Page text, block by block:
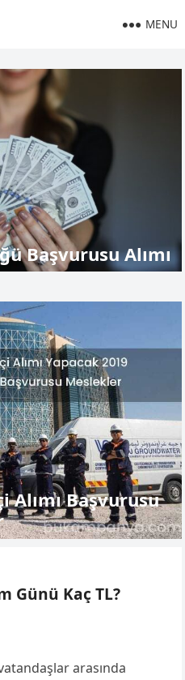
MENU
Başvurusu Alımı
Alımı Başvurusu
Günü Kaç TL?
arasında